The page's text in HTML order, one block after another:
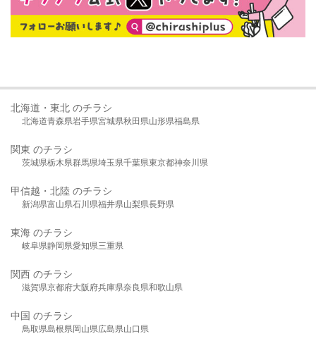
北海道・東北 のチラシ
北海道青森県岩手県宮城県秋田県山形県福島県
関東 のチラシ
茨城県栃木県群馬県埼玉県千葉県東京都神奈川県
甲信越・北陸 のチラシ
新潟県富山県石川県福井県山梨県長野県
東海 のチラシ
岐阜県静岡県愛知県三重県
関西 のチラシ
滋賀県京都府大阪府兵庫県奈良県和歌山県
中国 のチラシ
鳥取県島根県岡山県広島県山口県